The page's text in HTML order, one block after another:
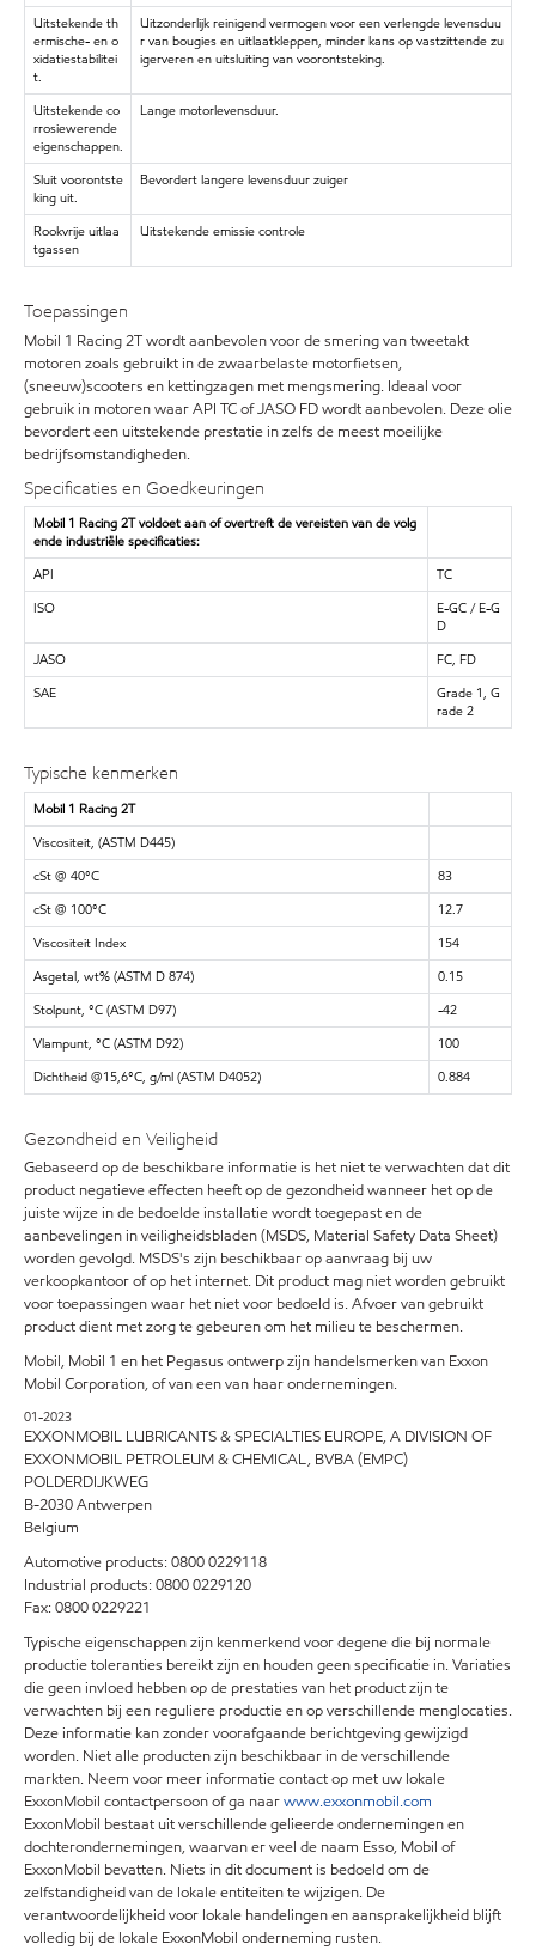
Uitstekende th
ermische- en o
xidatiestabilitei
t.
Uitzonderlijk reinigend vermogen voor een verlengde levensduu
r van bougies en uitlaatkleppen, minder kans op vastzittende zu
igerveren en uitsluiting van voorontsteking.
Uitstekende co
rrosiewerende
eigenschappen.
Lange motorlevensduur.
Sluit voorontste
king uit.
Bevordert langere levensduur zuiger
Rookvrije uitlaa
tgassen
Uitstekende emissie controle
Toepassingen
Mobil 1 Racing 2T wordt aanbevolen voor de smering van tweetakt
motoren zoals gebruikt in de zwaarbelaste motorfietsen,
(sneeuw)scooters en kettingzagen met mengsmering. Ideaal voor
gebruik in motoren waar API TC of JASO FD wordt aanbevolen. Deze olie
bevordert een uitstekende prestatie in zelfs de meest moeilijke
bedrijfsomstandigheden.
Specificaties en Goedkeuringen
Mobil 1 Racing 2T voldoet aan of overtreft de vereisten van de volg
ende industriële specificaties:
API
TC
ISO
E-GC / E-G
D
JASO
FC, FD
SAE
Grade 1, G
rade 2
Typische kenmerken
Mobil 1 Racing 2T
Viscositeit, (ASTM D445)
cSt @ 40°C
83
cSt @ 100°C
12.7
Viscositeit Index
154
Asgetal, wt% (ASTM D 874)
0.15
Stolpunt, °C (ASTM D97)
-42
Vlampunt, °C (ASTM D92)
100
Dichtheid @15,6°C, g/ml (ASTM D4052)
0.884
Gezondheid en Veiligheid
Gebaseerd op de beschikbare informatie is het niet te verwachten dat dit
product negatieve effecten heeft op de gezondheid wanneer het op de
juiste wijze in de bedoelde installatie wordt toegepast en de
aanbevelingen in veiligheidsbladen (MSDS, Material Safety Data Sheet)
worden gevolgd. MSDS's zijn beschikbaar op aanvraag bij uw
verkoopkantoor of op het internet. Dit product mag niet worden gebruikt
voor toepassingen waar het niet voor bedoeld is. Afvoer van gebruikt
product dient met zorg te gebeuren om het milieu te beschermen.
Mobil, Mobil 1 en het Pegasus ontwerp zijn handelsmerken van Exxon
Mobil Corporation, of van een van haar ondernemingen.
01-2023
EXXONMOBIL LUBRICANTS & SPECIALTIES EUROPE, A DIVISION OF
EXXONMOBIL PETROLEUM & CHEMICAL, BVBA (EMPC)
POLDERDIJKWEG
B-2030 Antwerpen
Belgium
Automotive products: 0800 0229118
Industrial products: 0800 0229120
Fax: 0800 0229221
Typische eigenschappen zijn kenmerkend voor degene die bij normale
productie toleranties bereikt zijn en houden geen specificatie in. Variaties
die geen invloed hebben op de prestaties van het product zijn te
verwachten bij een reguliere productie en op verschillende menglocaties.
Deze informatie kan zonder voorafgaande berichtgeving gewijzigd
worden. Niet alle producten zijn beschikbaar in de verschillende
markten. Neem voor meer informatie contact op met uw lokale
ExxonMobil contactpersoon of ga naarwww.exxonmobil.com
ExxonMobil bestaat uit verschillende gelieerde ondernemingen en
dochterondernemingen, waarvan er veel de naam Esso, Mobil of
ExxonMobil bevatten. Niets in dit document is bedoeld om de
zelfstandigheid van de lokale entiteiten te wijzigen. De
verantwoordelijkheid voor lokale handelingen en aansprakelijkheid blijft
volledig bij de lokale ExxonMobil onderneming rusten.